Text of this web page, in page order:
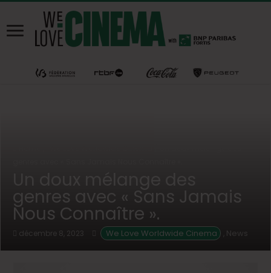
genres avec « Sans Jamais
Nous Connaître ».
décembre 8, 2023 We Love Worldwide Cinema News